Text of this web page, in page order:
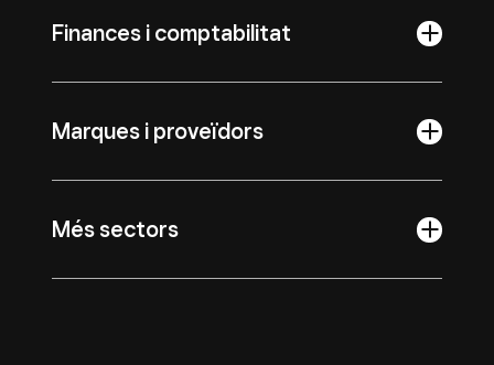
Finances i comptabilitat
Marques i proveïdors
Més sectors